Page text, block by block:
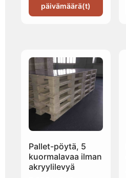
päivämäärä(t)
Pallet-pöytä, 5
kuormalavaa ilman
akryylilevyä